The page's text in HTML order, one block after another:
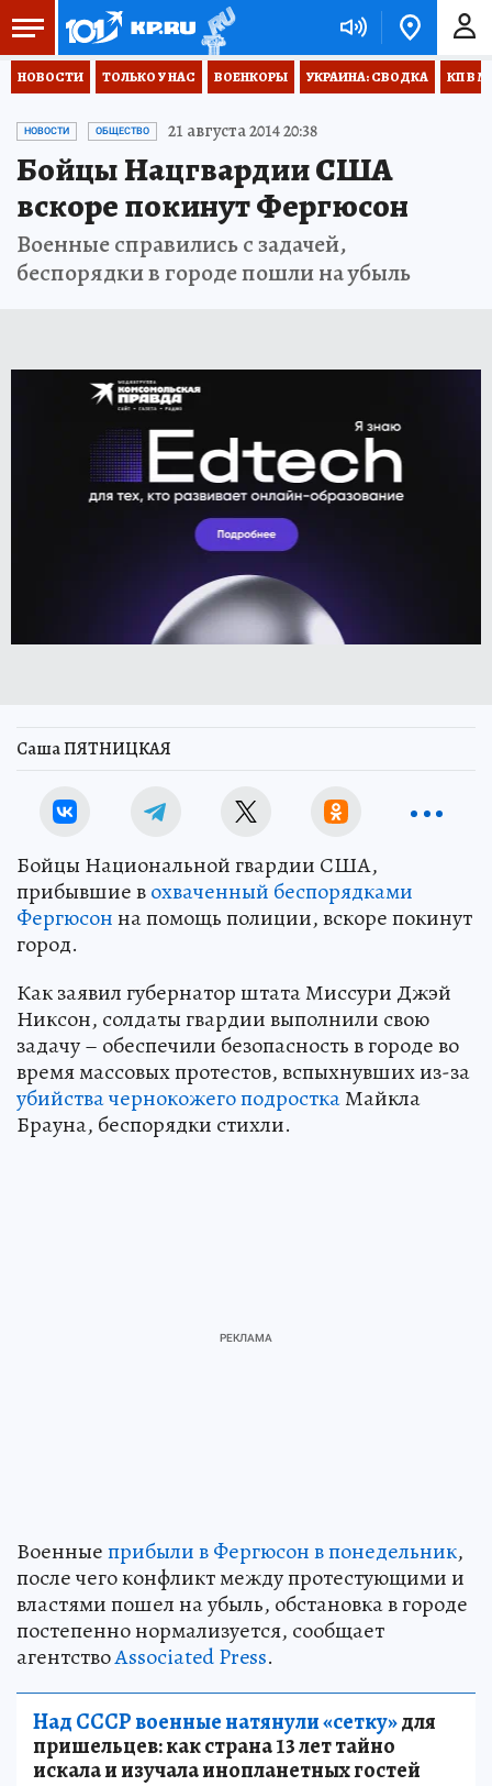
НОВОСТИ ТОЛЬКО У НАС ВОЕНКОРЫ УКРАИНА: СВОДКА КП В
НОВОСТИ ОБЩЕСТВО 21 августа 2014 20:38
Бойцы Нацгвардии США
вскоре покинут Фергюсон
Военные справились с задачей,
беспорядки в городе пошли на убыль
Саша ПЯТНИЦКАЯ
Бойцы Национальной гвардии США,
прибывшие вохваченный беспорядками
Фергюсонна помощь полиции, вскоре покинут
город.
Как заявил губернатор штата Миссури Джэй
Никсон, солдаты гвардии выполнили свою
задачу – обеспечили безопасность в городе во
время массовых протестов, вспыхнувших из-за
убийства чернокожего подросткаМайкла
Брауна, беспорядки стихли.
Военныеприбыли в Фергюсон в понедельник,
после чего конфликт между протестующими и
властями пошел на убыль, обстановка в городе
постепенно нормализуется, сообщает
агентствоAssociated Press.
Над СССР военные натянули «сетку»для
пришельцев: как страна 13 лет тайно
искала и изучала инопланетных гостей